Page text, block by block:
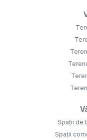
Spații de
Spații